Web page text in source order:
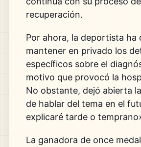
recuperación.
Por ahora, la deportista ha
mantener en privado los
específicos sobre el
motivo que provocó la
No obstante, dejó abierta
de hablar del tema en el
explicaré tarde o
La ganadora de once